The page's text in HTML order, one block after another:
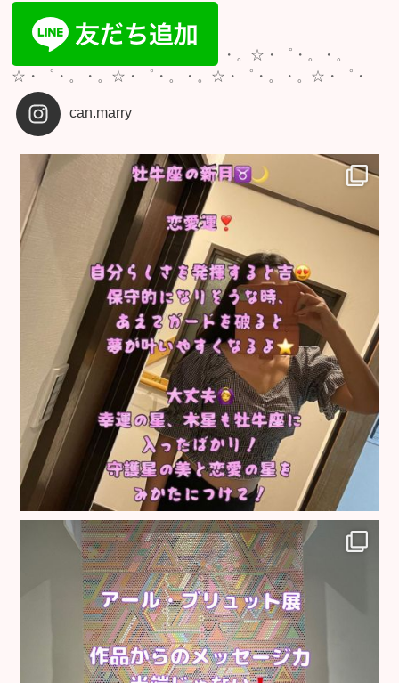
・。☆・゜・。・。
☆・゜・。・。☆・゜・。・。☆・゜・。・。☆・゜・
can.marry